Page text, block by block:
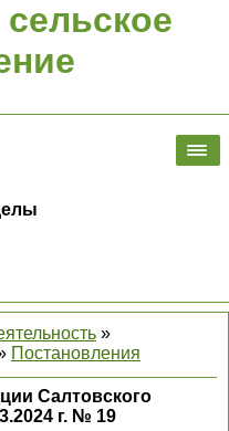
»
Постановления
Салтовского
г. № 19